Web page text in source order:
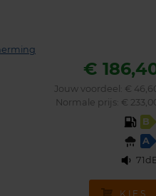
€
Jouw voordeel: €
Normale prijs: €
B
A
KIES